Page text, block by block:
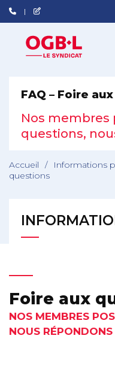
FAQ – Foire
Nos membres
questions,
Accueil / Informations
questions
Foire aux
NOS MEMBRES
NOUS RÉPONDONS